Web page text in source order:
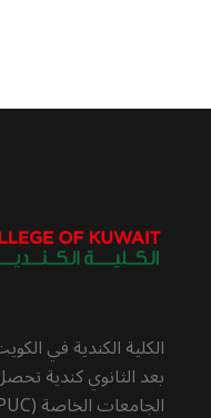
الكلية الكندية في
بعد الثانوي كندية
الجامعات الخاصة (PUC).